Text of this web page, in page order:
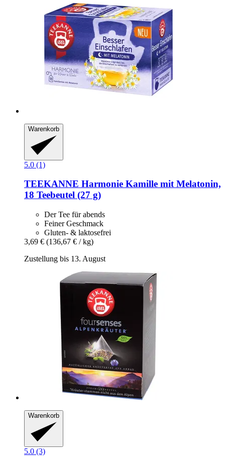
Warenkorb
5.0 (1)
TEEKANNE Harmonie Kamille mit Melatonin,
18 Teebeutel (27 g)
Der Tee für abends
Feiner Geschmack
Gluten- & laktosefrei
3,69 € (136,67 € / kg)
Zustellung bis 13. August
Warenkorb
5.0 (3)